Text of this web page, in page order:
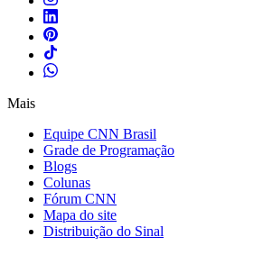
Mais
Equipe CNN Brasil
Grade de Programação
Blogs
Colunas
Fórum CNN
Mapa do site
Distribuição do Sinal